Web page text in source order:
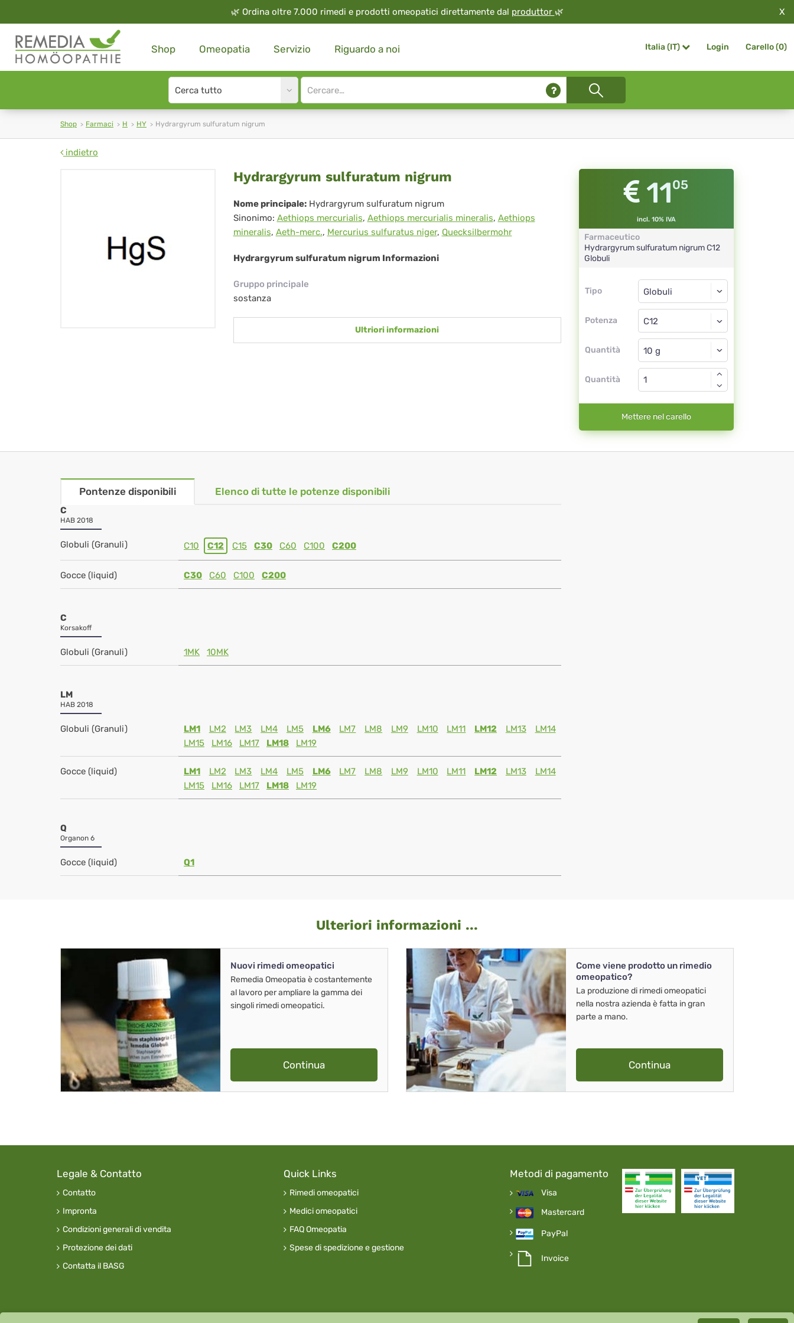
🌿 Ordina oltre 7.000 rimedi e prodotti omeopatici direttamente dal produttor 🌿 X
Shop Omeopatia Servizio Riguardo a noi Italia (IT) Login Carello (0)
Search
type
Site
search
Shop Farmaci H HY Hydrargyrum sulfuratum nigrum
indietro
Hydrargyrum
sulfuratum
nigrum
Hydrargyrum sulfuratum nigrum
Nome principale: Hydrargyrum sulfuratum nigrum
Sinonimo: Aethiops mercurialis, Aethiops mercurialis mineralis, Aethiops
mineralis, Aeth-merc., Mercurius sulfuratus niger, Quecksilbermohr
Hydrargyrum sulfuratum nigrum Informazioni
Gruppo principale
sostanza
Ultriori informazioni
1105
incl. 10% IVA
Farmaceutico
Hydrargyrum sulfuratum nigrumC12
Globuli
Tipo
Tipo
Potenza
Globuli
C12
Quantità
Globuli
Quantità
Mettere nel carello
Pontenze disponibili Elenco di tutte le potenze disponibili
C
HAB 2018
Globuli (Granuli) C10 C12 C15 C30 C60 C100 C200
Gocce (liquid) C30 C60 C100 C200
C
Korsakoff
Globuli (Granuli) 1MK 10MK
LM
HAB 2018
Globuli (Granuli) LM1 LM2 LM3 LM4 LM5 LM6 LM7 LM8 LM9 LM10 LM11 LM12 LM13
LM14
LM15
LM16 LM17 LM18 LM19
Gocce (liquid) LM1 LM2 LM3 LM4 LM5 LM6 LM7 LM8 LM9 LM10 LM11 LM12 LM13
LM14
LM15
LM16 LM17 LM18 LM19
Q
Organon 6
Gocce (liquid) Q1
Ulteriori informazioni ...
Nuovi rimedi omeopatici
Remedia Omeopatia è costantemente
al lavoro per ampliare la gamma dei
singoli rimedi omeopatici.
Continua
Come viene prodotto un rimedio
omeopatico?
La produzione di rimedi omeopatici
nella nostra azienda è fatta in gran
parte a mano.
Continua
Legale & Contatto
Contatto
Impronta
Condizioni generali di vendita
Protezione dei dati
Contatta il BASG
Quick Links
Rimedi omeopatici
Medici omeopatici
FAQ Omeopatia
Spese di spedizione e gestione
Metodi di pagamento
Visa
Mastercard
PayPal
Invoice